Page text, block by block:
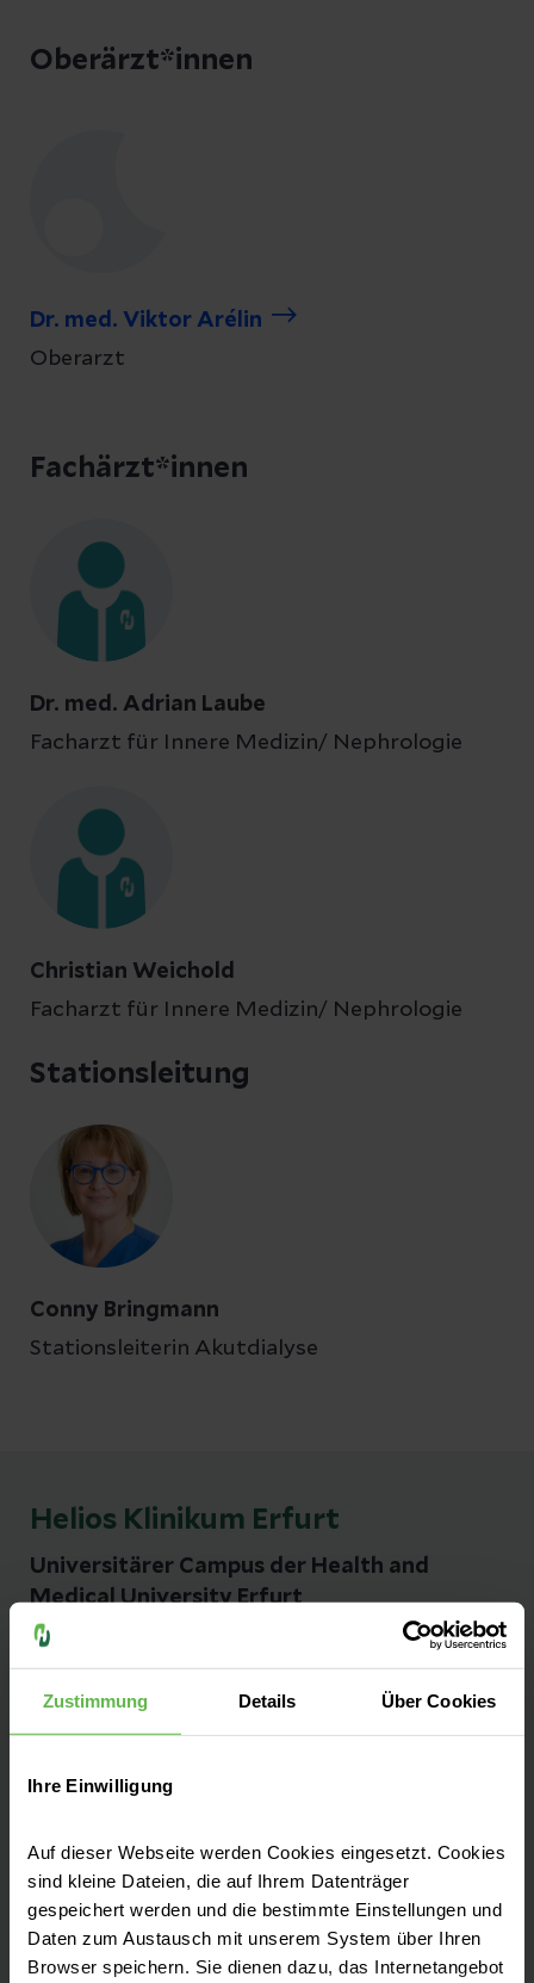
Zustimmung Details Über Cookies
Ihre Einwilligung
Auf dieser Webseite werden Cookies eingesetzt. Cookies
sind kleine Dateien, die auf Ihrem Datenträger
gespeichert werden und die bestimmte Einstellungen und
Daten zum Austausch mit unserem System über Ihren
Browser speichern. Sie dienen dazu, das Internetangebot
Oberärzt*innen
Dr. med. Viktor Arélin
Oberarzt
Fachärzt*innen
Dr. med. Adrian Laube
Facharzt für Innere Medizin/ Nephrologie
Christian Weichold
Facharzt für Innere Medizin/ Nephrologie
Stationsleitung
Conny Bringmann
Stationsleiterin Akutdialyse
Helios Klinikum Erfurt
Universitärer Campus der Health and
Medical University Erfurt
Kontakt
Tel:(0361) 781-0 (allgemeine Telefonzentrale)
Fax: (0361) 781-1002
E-Mail senden